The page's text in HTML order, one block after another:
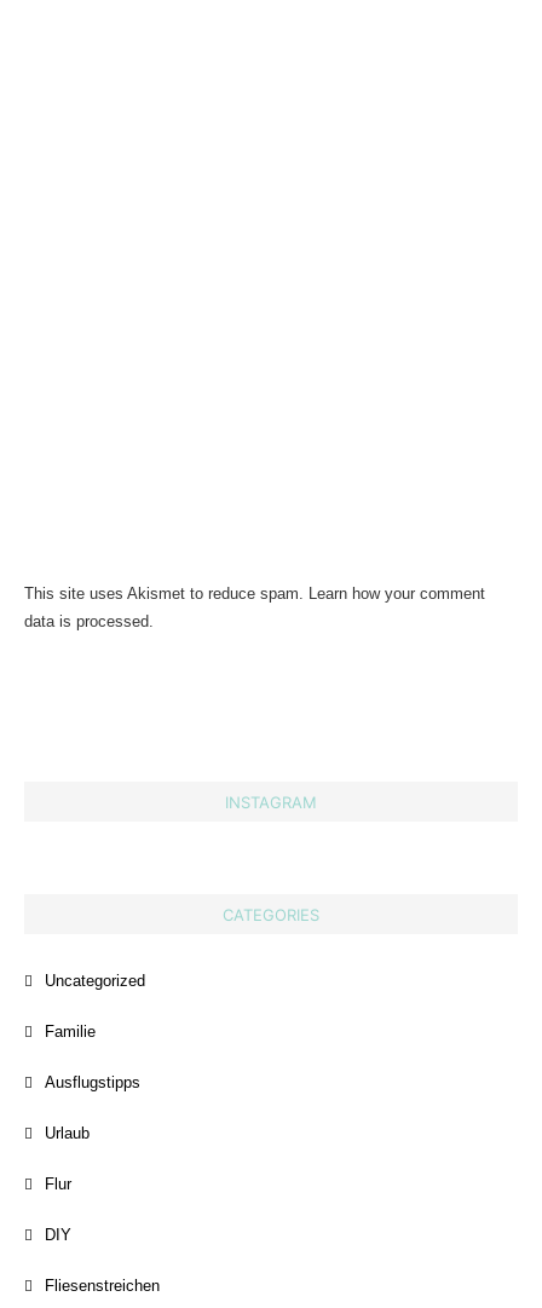
This site uses Akismet to reduce spam. Learn how your comment
data is processed.
INSTAGRAM
CATEGORIES
Uncategorized
Familie
Ausflugstipps
Urlaub
Flur
DIY
Fliesenstreichen